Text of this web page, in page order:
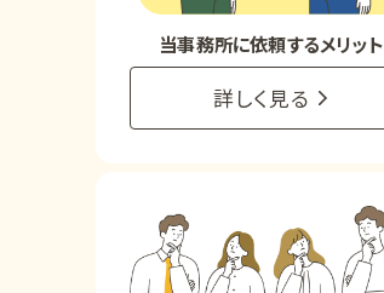
で受給相談をする
メリット
当事務所に依頼するメリット
詳しく見る